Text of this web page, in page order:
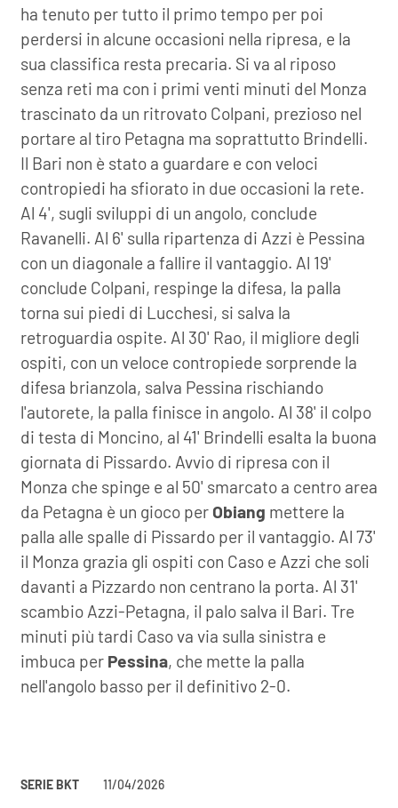
ha tenuto per tutto il primo tempo per poi
perdersi in alcune occasioni nella ripresa, e la
sua classifica resta precaria. Si va al riposo
senza reti ma con i primi venti minuti del Monza
trascinato da un ritrovato Colpani, prezioso nel
portare al tiro Petagna ma soprattutto Brindelli.
Il Bari non è stato a guardare e con veloci
contropiedi ha sfiorato in due occasioni la rete.
Al 4', sugli sviluppi di un angolo, conclude
Ravanelli. Al 6' sulla ripartenza di Azzi è Pessina
con un diagonale a fallire il vantaggio. Al 19'
conclude Colpani, respinge la difesa, la palla
torna sui piedi di Lucchesi, si salva la
retroguardia ospite. Al 30' Rao, il migliore degli
ospiti, con un veloce contropiede sorprende la
difesa brianzola, salva Pessina rischiando
l'autorete, la palla finisce in angolo. Al 38' il colpo
di testa di Moncino, al 41' Brindelli esalta la buona
giornata di Pissardo. Avvio di ripresa con il
Monza che spinge e al 50' smarcato a centro area
da Petagna è un gioco per Obiang mettere la
palla alle spalle di Pissardo per il vantaggio. Al 73'
il Monza grazia gli ospiti con Caso e Azzi che soli
davanti a Pizzardo non centrano la porta. Al 31'
scambio Azzi-Petagna, il palo salva il Bari. Tre
minuti più tardi Caso va via sulla sinistra e
imbuca per Pessina, che mette la palla
nell'angolo basso per il definitivo 2-0.
SERIE BKT 11/04/2026